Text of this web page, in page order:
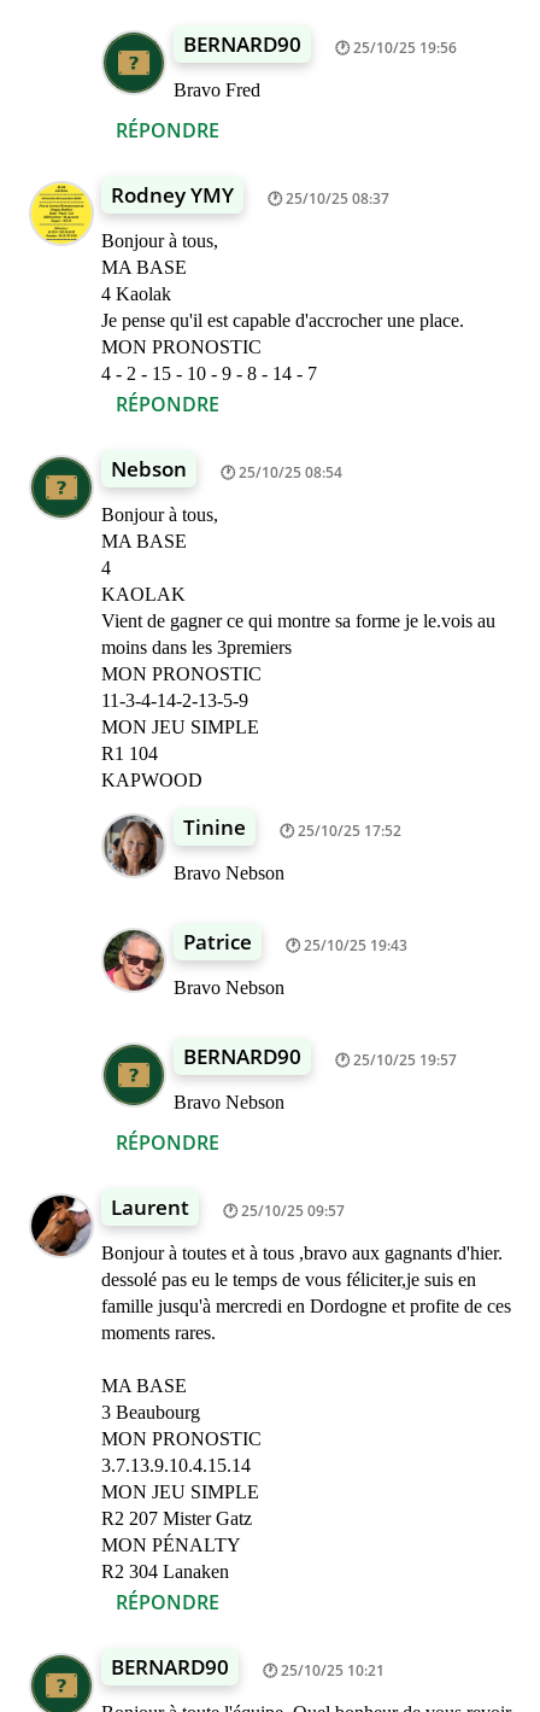
RÉPONDRE
BERNARD90 25/10/25 19:56
Bravo Fred
Rodney YMY 25/10/25 08:37
Bonjour à tous,
MA BASE
4 Kaolak
Je pense qu'il est capable d'accrocher une place.
MON PRONOSTIC
4 - 2 - 15 - 10 - 9 - 8 - 14 - 7
RÉPONDRE
Nebson 25/10/25 08:54
Bonjour à tous,
MA BASE
4
KAOLAK
Vient de gagner ce qui montre sa forme je le.vois au
moins dans les 3premiers
MON PRONOSTIC
11-3-4-14-2-13-5-9
MON JEU SIMPLE
R1 104
KAPWOOD
RÉPONDRE
Tinine 25/10/25 17:52
Bravo Nebson
Patrice 25/10/25 19:43
Bravo Nebson
BERNARD90 25/10/25 19:57
Bravo Nebson
Laurent 25/10/25 09:57
Bonjour à toutes et à tous ,bravo aux gagnants d'hier.
dessolé pas eu le temps de vous féliciter,je suis en
famille jusqu'à mercredi en Dordogne et profite de ces
moments rares.
MA BASE
3 Beaubourg
MON PRONOSTIC
3.7.13.9.10.4.15.14
MON JEU SIMPLE
R2 207 Mister Gatz
MON PÉNALTY
R2 304 Lanaken
RÉPONDRE
BERNARD90 25/10/25 10:21